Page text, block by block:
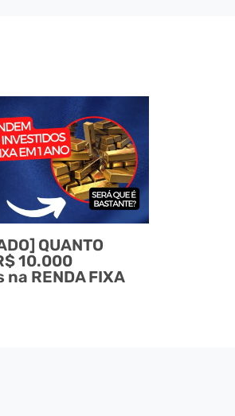
QUANTO
10.000
RENDA FIXA